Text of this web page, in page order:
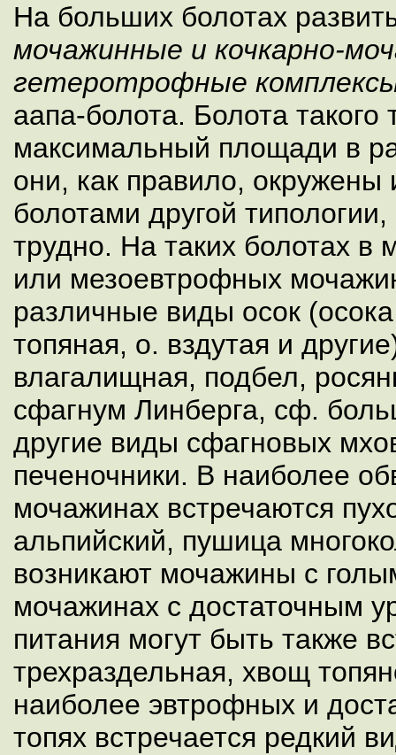
На больших болотах
мочажинные и кочкарно-
гетеротрофные
аапа-болота. Болота такого
максимальный площади в
они, как правило,
болотами другой
трудно. На таких болотах в
или мезоевтрофных
различные виды осок
топяная, о. вздутая и
влагалищная, подбел,
сфагнум Линберга, сф.
другие виды сфагновых
печеночники. В наиболее
мочажинах встречаются
альпийский, пушица
возникают мочажины с
мочажинах с достаточным
питания могут быть также
трехраздельная, хвощ
наиболее эвтрофных и
топях встречается редкий